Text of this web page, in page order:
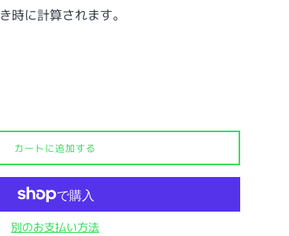
時に計算されます。
カートに追加する
別のお支払い方法